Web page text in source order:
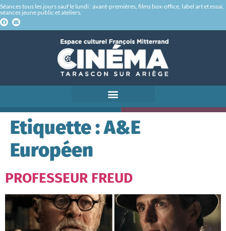
Séances tous les jours sauf le lundi : avant-premières, films box-office, label art et essai,
séances jeune public et ateliers.
Etiquette :A&E
Européen
PROFESSEUR FREUD